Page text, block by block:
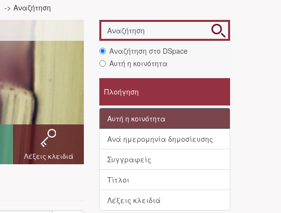
Αναζήτηση
Λέξεις κλειδιά
Αναζήτηση στο DSpace
Αυτή η κοινότητα
Πλοήγηση
Αυτή η κοινότητα
Ανά ημερομηνία δημοσίευσης
Συγγραφείς
Τίτλοι
Λέξεις κλειδιά